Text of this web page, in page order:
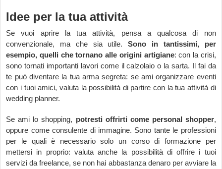
Idee per la tua attività
Se vuoi aprire la tua attività, pensa a qualcosa di non
convenzionale, ma che sia utile. Sono in tantissimi, per
esempio, quelli che tornano alle origini artigiane: con la crisi,
sono tornati importanti lavori come il calzolaio o la sarta. Il fai da
te può diventare la tua arma segreta: se ami organizzare eventi
con i tuoi amici, valuta la possibilità di partire con la tua attività di
wedding planner.
Se ami lo shopping, potresti offrirti come personal shopper,
oppure come consulente di immagine. Sono tante le professioni
per le quali è necessario solo un corso di formazione per
mettersi in proprio: valuta anche la possibilità di offrire i tuoi
servizi da freelance, se non hai abbastanza denaro per avviare la